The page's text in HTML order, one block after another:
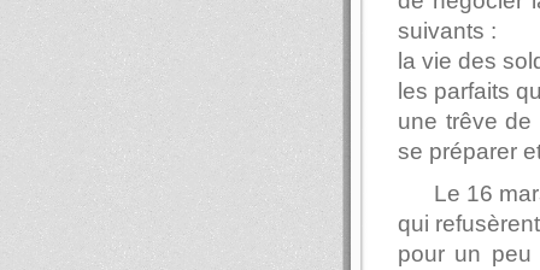
suivants :
la vie des
les parfaits
une trêve
se préparer
Le 16
qui
pour un